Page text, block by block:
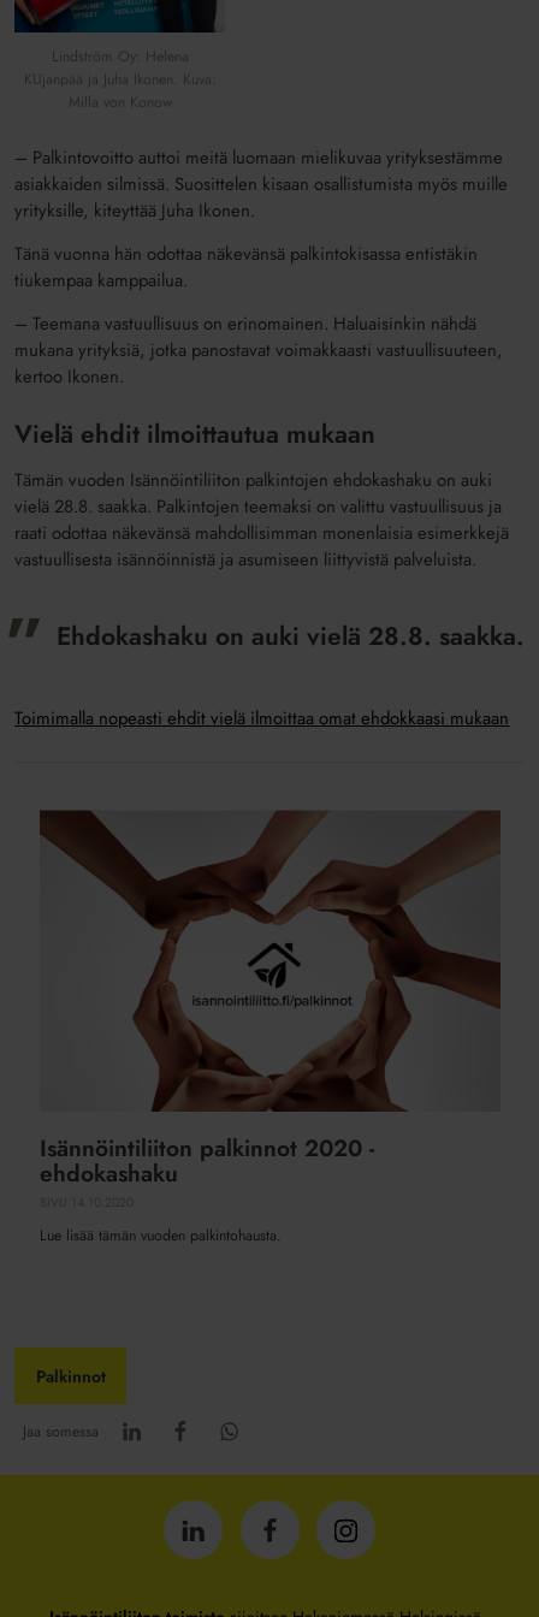
Lindström Oy: Helena
KUjanpää ja Juha Ikonen. Kuva:
Milla von Konow
– Palkintovoitto auttoi meitä luomaan mielikuvaa yrityksestämme
asiakkaiden silmissä. Suosittelen kisaan osallistumista myös muille
yrityksille, kiteyttää Juha Ikonen.
Tänä vuonna hän odottaa näkevänsä palkintokisassa entistäkin
tiukempaa kamppailua.
– Teemana vastuullisuus on erinomainen. Haluaisinkin nähdä
mukana yrityksiä, jotka panostavat voimakkaasti vastuullisuuteen,
kertoo Ikonen.
Vielä ehdit ilmoittautua mukaan
Tämän vuoden Isännöintiliiton palkintojen ehdokashaku on auki
vielä 28.8. saakka. Palkintojen teemaksi on valittu vastuullisuus ja
raati odottaa näkevänsä mahdollisimman monenlaisia esimerkkejä
vastuullisesta isännöinnistä ja asumiseen liittyvistä palveluista.
Ehdokashaku on auki vielä 28.8. saakka.
Toimimalla nopeasti ehdit vielä ilmoittaa omat ehdokkaasi mukaan
Isännöintiliiton
palkinnot
2020
Isännöintiliiton palkinnot 2020 -
ehdokashaku
Lue lisää tämän vuoden palkintohausta.
Palkinnot
Jaa somessa
Isännöintiliitto
LinkedInissä
Isännöintiliitto
Facebookissa
Isännöintiliitto
Instagrammissa